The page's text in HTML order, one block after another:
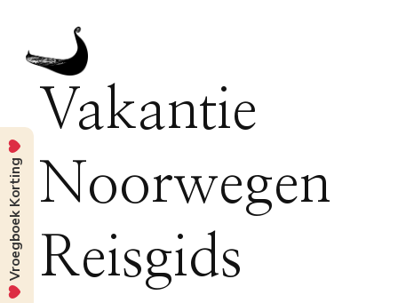
Vakantie
Noorwegen
Reisgids
Vroegboek Korting